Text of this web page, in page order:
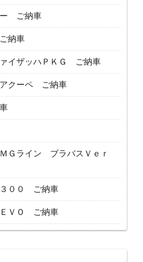
ご納車
納車
イザッハＰＫＧ ご納車
クーペ ご納車
Ｇライン ブラバスＶｅｒ
００ ご納車
ＶＯ ご納車